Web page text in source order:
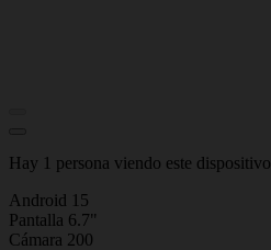
Hay 1 persona viendo este dispositivo
Android 15
Pantalla 6.7"
Cámara 200